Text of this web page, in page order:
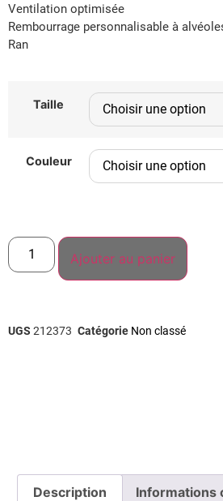
Ventilation optimisée
Rembourrage personnalisable à
Ran
Taille
Couleur
Ajouter au panier
UGS 212373 Catégorie Non classé
Description Informations